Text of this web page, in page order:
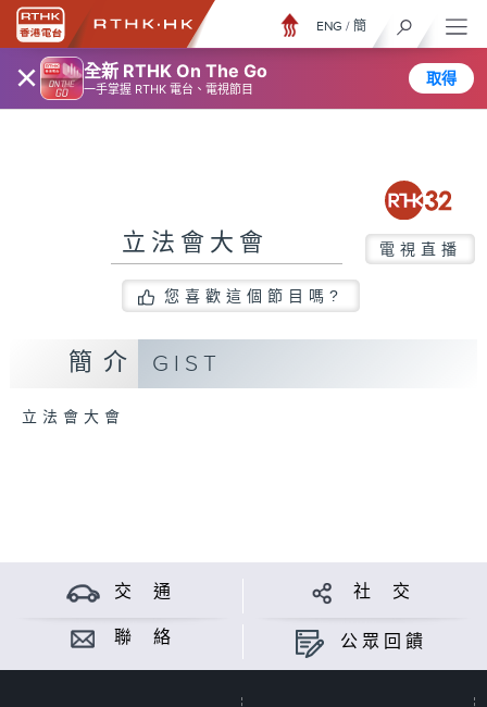
× 全新 RTHK On The Go
一手掌握 RTHK 電台、電視節目
取得
ENG / 簡
立法會大會 電視直播
您喜歡這個節目嗎?
簡介 GIST
立法會大會
交 通 社 交
聯 絡 公眾回饋